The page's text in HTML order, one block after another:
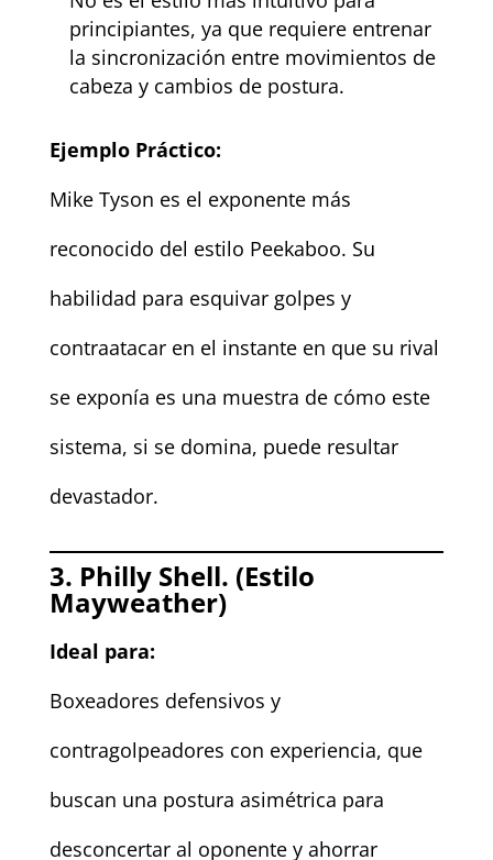
principiantes, ya que requiere entrenar
la sincronización entre movimientos de
cabeza y cambios de postura.
Ejemplo Práctico:
Mike Tyson es el exponente más
reconocido del estilo Peekaboo. Su
habilidad para esquivar golpes y
contraatacar en el instante en que su rival
se exponía es una muestra de cómo este
sistema, si se domina, puede resultar
devastador.
3. Philly Shell. (Estilo
Mayweather)
Ideal para:
Boxeadores defensivos y
contragolpeadores con experiencia, que
buscan una postura asimétrica para
desconcertar al oponente y ahorrar